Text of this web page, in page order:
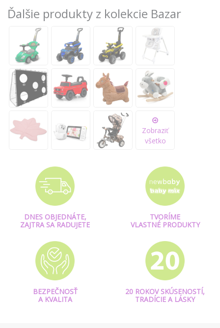
Ďalšie produkty z kolekcie Bazar
Zobraziť
všetko
DNES OBJEDNÁTE,
ZAJTRA SA RADUJETE
TVORÍME
VLASTNÉ PRODUKTY
BEZPEČNOSŤ
A KVALITA
20 ROKOV SKÚSENOSTÍ,
TRADÍCIE A LÁSKY